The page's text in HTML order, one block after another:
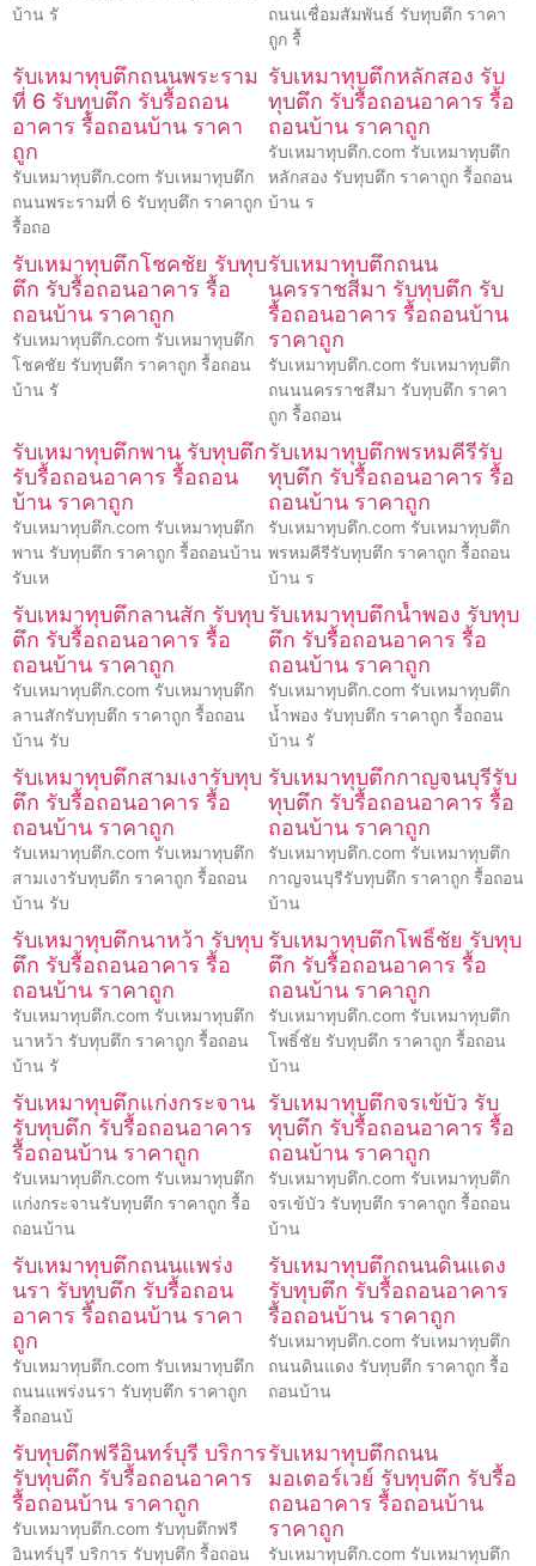
บ้าน รั
ถนนเชื่อมสัมพันธ์ รับทุบตึก ราคา
ถูก รื้
รับเหมาทุบตึกถนนพระราม
ที่ 6 รับทุบตึก รับรื้อถอน
อาคาร รื้อถอนบ้าน ราคา
ถูก
รับเหมาทุบตึก.com รับเหมาทุบตึก
ถนนพระรามที่ 6 รับทุบตึก ราคาถูก
รื้อถอ
รับเหมาทุบตึกหลักสอง รับ
ทุบตึก รับรื้อถอนอาคาร รื้อ
ถอนบ้าน ราคาถูก
รับเหมาทุบตึก.com รับเหมาทุบตึก
หลักสอง รับทุบตึก ราคาถูก รื้อถอน
บ้าน ร
รับเหมาทุบตึกโชคชัย รับทุบ
ตึก รับรื้อถอนอาคาร รื้อ
ถอนบ้าน ราคาถูก
รับเหมาทุบตึก.com รับเหมาทุบตึก
โชคชัย รับทุบตึก ราคาถูก รื้อถอน
บ้าน รั
รับเหมาทุบตึกถนน
นครราชสีมา รับทุบตึก รับ
รื้อถอนอาคาร รื้อถอนบ้าน
ราคาถูก
รับเหมาทุบตึก.com รับเหมาทุบตึก
ถนนนครราชสีมา รับทุบตึก ราคา
ถูก รื้อถอน
รับเหมาทุบตึกพาน รับทุบตึก
รับรื้อถอนอาคาร รื้อถอน
บ้าน ราคาถูก
รับเหมาทุบตึก.com รับเหมาทุบตึก
พาน รับทุบตึก ราคาถูก รื้อถอนบ้าน
รับเห
รับเหมาทุบตึกพรหมคีรีรับ
ทุบตึก รับรื้อถอนอาคาร รื้อ
ถอนบ้าน ราคาถูก
รับเหมาทุบตึก.com รับเหมาทุบตึก
พรหมคีรีรับทุบตึก ราคาถูก รื้อถอน
บ้าน ร
รับเหมาทุบตึกลานสัก รับทุบ
ตึก รับรื้อถอนอาคาร รื้อ
ถอนบ้าน ราคาถูก
รับเหมาทุบตึก.com รับเหมาทุบตึก
ลานสักรับทุบตึก ราคาถูก รื้อถอน
บ้าน รับ
รับเหมาทุบตึกน้ำพอง รับทุบ
ตึก รับรื้อถอนอาคาร รื้อ
ถอนบ้าน ราคาถูก
รับเหมาทุบตึก.com รับเหมาทุบตึก
น้ำพอง รับทุบตึก ราคาถูก รื้อถอน
บ้าน รั
รับเหมาทุบตึกสามเงารับทุบ
ตึก รับรื้อถอนอาคาร รื้อ
ถอนบ้าน ราคาถูก
รับเหมาทุบตึก.com รับเหมาทุบตึก
สามเงารับทุบตึก ราคาถูก รื้อถอน
บ้าน รับ
รับเหมาทุบตึกกาญจนบุรีรับ
ทุบตึก รับรื้อถอนอาคาร รื้อ
ถอนบ้าน ราคาถูก
รับเหมาทุบตึก.com รับเหมาทุบตึก
กาญจนบุรีรับทุบตึก ราคาถูก รื้อถอน
บ้าน
รับเหมาทุบตึกนาหว้า รับทุบ
ตึก รับรื้อถอนอาคาร รื้อ
ถอนบ้าน ราคาถูก
รับเหมาทุบตึก.com รับเหมาทุบตึก
นาหว้า รับทุบตึก ราคาถูก รื้อถอน
บ้าน รั
รับเหมาทุบตึกโพธิ์ชัย รับทุบ
ตึก รับรื้อถอนอาคาร รื้อ
ถอนบ้าน ราคาถูก
รับเหมาทุบตึก.com รับเหมาทุบตึก
โพธิ์ชัย รับทุบตึก ราคาถูก รื้อถอน
บ้าน
รับเหมาทุบตึกแก่งกระจาน
รับทุบตึก รับรื้อถอนอาคาร
รื้อถอนบ้าน ราคาถูก
รับเหมาทุบตึก.com รับเหมาทุบตึก
แก่งกระจานรับทุบตึก ราคาถูก รื้อ
ถอนบ้าน
รับเหมาทุบตึกจรเข้บัว รับ
ทุบตึก รับรื้อถอนอาคาร รื้อ
ถอนบ้าน ราคาถูก
รับเหมาทุบตึก.com รับเหมาทุบตึก
จรเข้บัว รับทุบตึก ราคาถูก รื้อถอน
บ้าน
รับเหมาทุบตึกถนนแพร่ง
นรา รับทุบตึก รับรื้อถอน
อาคาร รื้อถอนบ้าน ราคา
ถูก
รับเหมาทุบตึก.com รับเหมาทุบตึก
ถนนแพร่งนรา รับทุบตึก ราคาถูก
รื้อถอนบ้
รับเหมาทุบตึกถนนดินแดง
รับทุบตึก รับรื้อถอนอาคาร
รื้อถอนบ้าน ราคาถูก
รับเหมาทุบตึก.com รับเหมาทุบตึก
ถนนดินแดง รับทุบตึก ราคาถูก รื้อ
ถอนบ้าน
รับทุบตึกฟรีอินทร์บุรี บริการ
รับทุบตึก รับรื้อถอนอาคาร
รื้อถอนบ้าน ราคาถูก
รับเหมาทุบตึก.com รับทุบตึกฟรี
อินทร์บุรี บริการ รับทุบตึก รื้อถอน
รับเหมาทุบตึกถนน
มอเตอร์เวย์ รับทุบตึก รับรื้อ
ถอนอาคาร รื้อถอนบ้าน
ราคาถูก
รับเหมาทุบตึก.com รับเหมาทุบตึก